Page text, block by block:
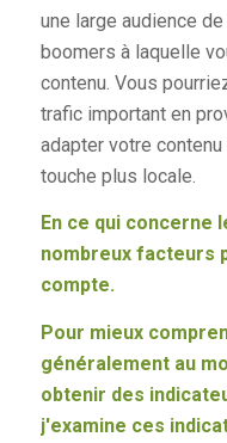
une large audience
boomers à laquelle
contenu. Vous
trafic important en
adapter votre
touche plus locale.
En ce qui concerne
nombreux facteurs
compte.
Pour mieux
généralement au
obtenir des
j'examine ces